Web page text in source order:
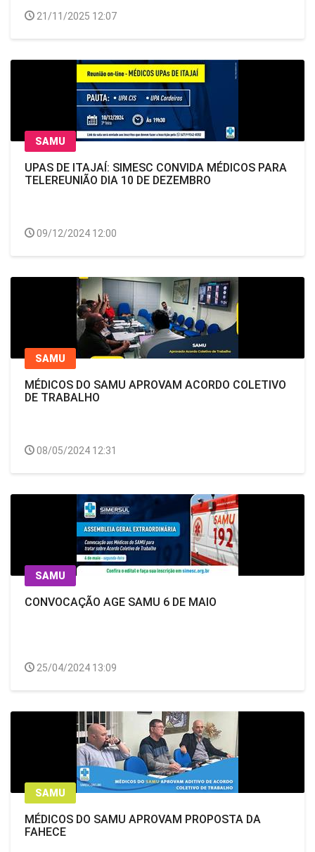
21/11/2025 12:07
SAMU
UPAS DE ITAJAÍ: SIMESC CONVIDA MÉDICOS PARA
TELEREUNIÃO DIA 10 DE DEZEMBRO
09/12/2024 12:00
SAMU
MÉDICOS DO SAMU APROVAM ACORDO COLETIVO
DE TRABALHO
08/05/2024 12:31
SAMU
CONVOCAÇÃO AGE SAMU 6 DE MAIO
25/04/2024 13:09
SAMU
MÉDICOS DO SAMU APROVAM PROPOSTA DA
FAHECE